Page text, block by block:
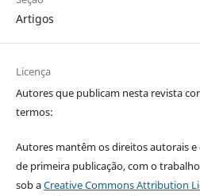
Artigos
Licença
Autores que publicam nesta revista
termos:
Autores mantêm os direitos autorais
de primeira publicação, com o
sob aCreative Commons Attribution